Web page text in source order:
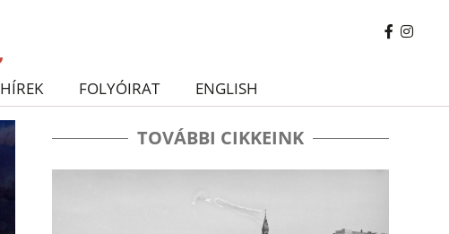
HÍREK FOLYÓIRAT ENGLISH
TOVÁBBI CIKKEINK